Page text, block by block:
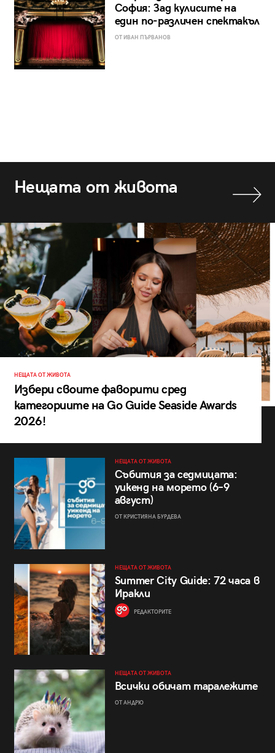
София: Зад кулисите на
един по-различен спектакъл
ОТ ИВАН ПЪРВАНОВ
Нещата от живота
НЕЩАТА ОТ ЖИВОТА
Избери своите фаворити сред
категориите на Go Guide Seaside Awards
2026!
НЕЩАТА ОТ ЖИВОТА
Събития за седмицата:
уикенд на морето (6–9
август)
ОТ КРИСТИЯНА БУРДЕВА
НЕЩАТА ОТ ЖИВОТА
Summer City Guide: 72 часа в
Иракли
РЕДАКТОРИТЕ
НЕЩАТА ОТ ЖИВОТА
Всички обичат таралежите
ОТ АНДРЮ